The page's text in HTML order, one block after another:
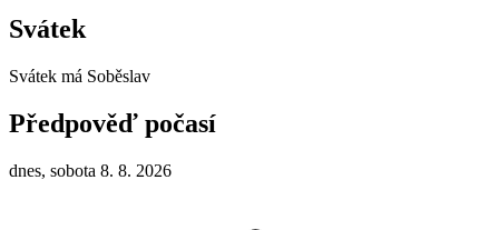
Svátek
Svátek má Soběslav
Předpověď počasí
dnes, sobota 8. 8. 2026